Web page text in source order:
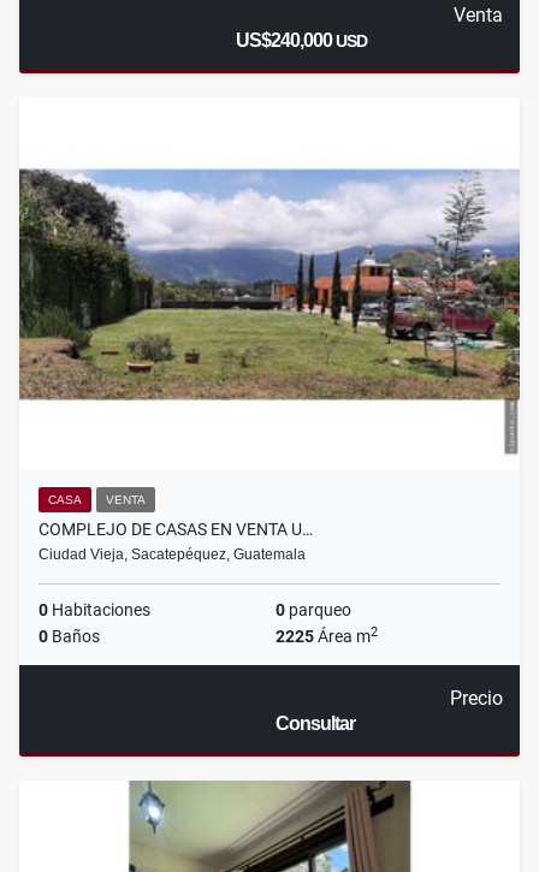
Venta
US$240,000USD
CASA VENTA
COMPLEJO DE CASAS EN VENTA U…
Ciudad Vieja, Sacatepéquez, Guatemala
0 Habitaciones 0 parqueo
0 Baños 2225Área m2
Precio
Consultar